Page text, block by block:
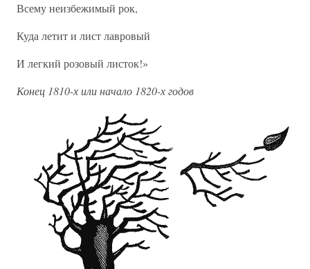
Всему неизбежимый рок,
Куда летит и лист лавровый
И легкий розовый листок!»
Конец 1810-х или начало 1820-х годов